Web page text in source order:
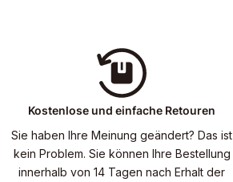
Kostenlose und einfache Retouren
Sie haben Ihre Meinung geändert? Das ist
kein Problem. Sie können Ihre Bestellung
innerhalb von 14 Tagen nach Erhalt der